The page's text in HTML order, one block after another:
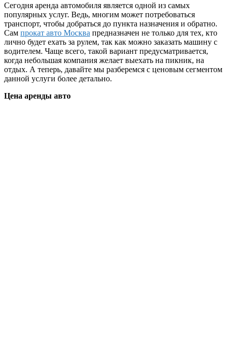
Сегодня аренда автомобиля является одной из самых
популярных услуг. Ведь, многим может потребоваться
транспорт, чтобы добраться до пункта назначения и обратно.
Сам прокат авто Москва предназначен не только для тех, кто
лично будет ехать за рулем, так как можно заказать машину с
водителем. Чаще всего, такой вариант предусматривается,
когда небольшая компания желает выехать на пикник, на
отдых. А теперь, давайте мы разберемся с ценовым сегментом
данной услуги более детально.
Цена аренды авто